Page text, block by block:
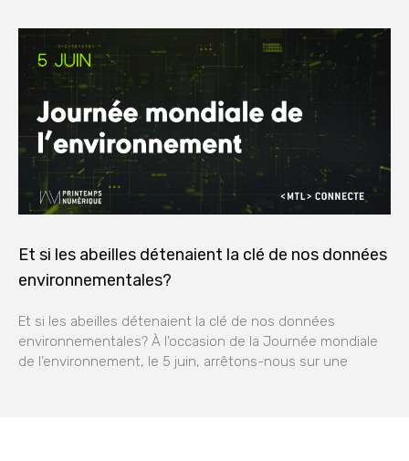
Et si les abeilles détenaient la clé de nos données
environnementales?
Et si les abeilles détenaient la clé de nos données
environnementales? À l’occasion de la Journée mondiale
de l’environnement, le 5 juin, arrêtons-nous sur une